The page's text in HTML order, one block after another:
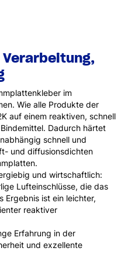
Verarbeitung,
im
Wie alle Produkte der
auf einem reaktiven, schnell
Dadurch härtet
schnell und
und diffusionsdichten
und wirtschaftlich:
Lufteinschlüsse, die das
Ergebnis ist ein leichter,
reaktiver
Erfahrung in der
und exzellente